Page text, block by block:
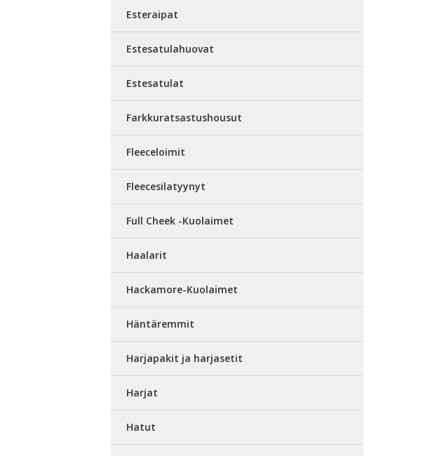
Esteraipat
Estesatulahuovat
Estesatulat
Farkkuratsastushousut
Fleeceloimit
Fleecesilatyynyt
Full Cheek -Kuolaimet
Haalarit
Hackamore-Kuolaimet
Häntäremmit
Harjapakit ja harjasetit
Harjat
Hatut